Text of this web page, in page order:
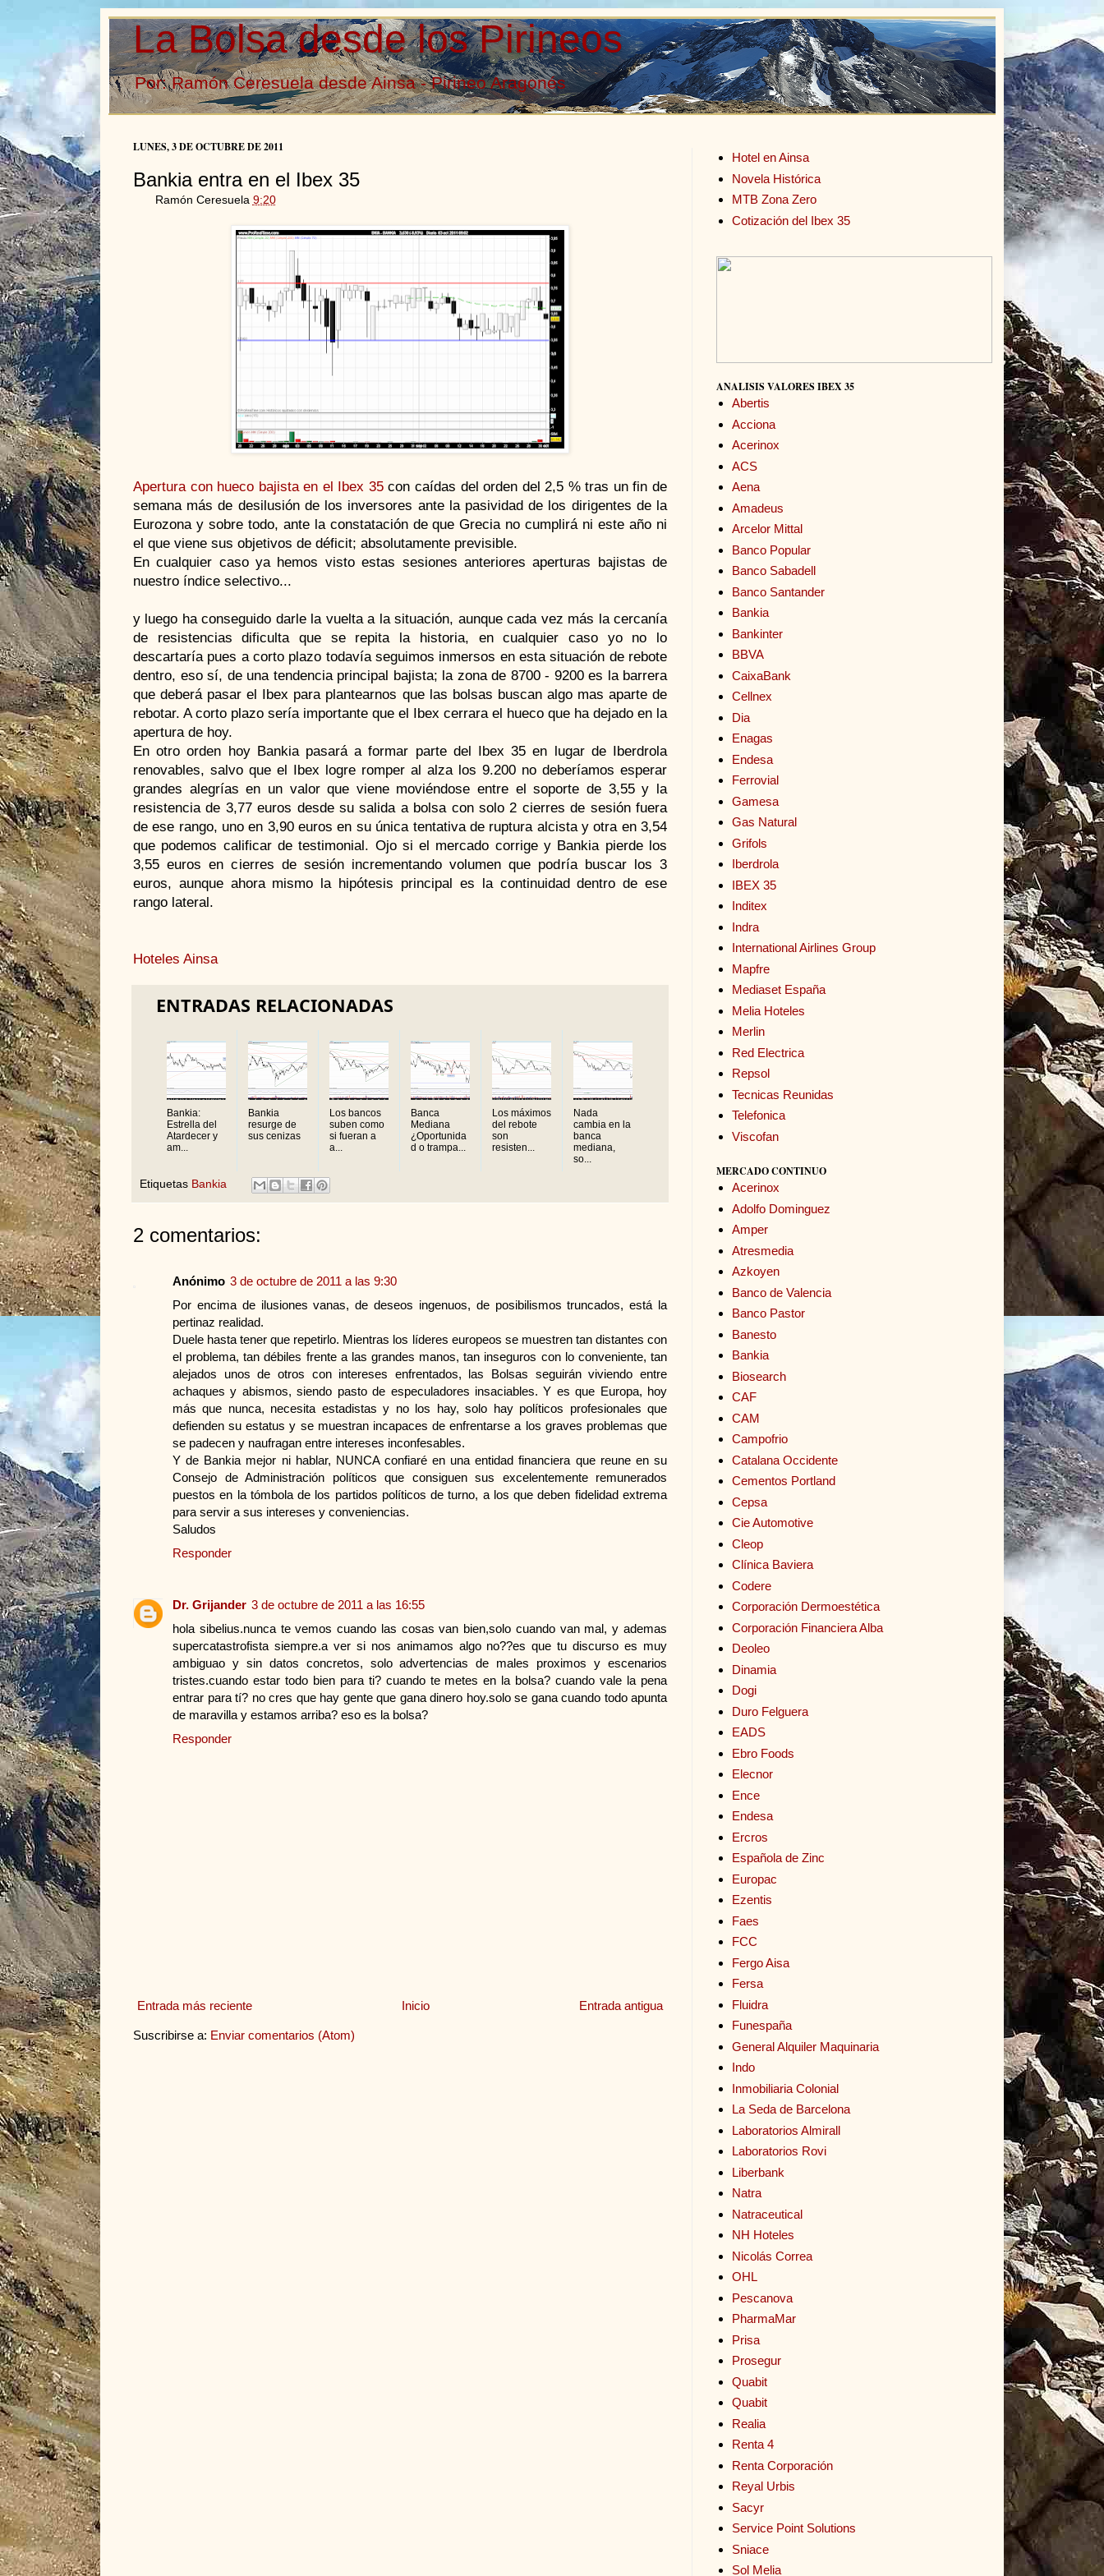
La Bolsa desde los Pirineos
Por: Ramón Ceresuela desde Ainsa - Pirineo Aragonés
LUNES, 3 DE OCTUBRE DE 2011
Bankia entra en el Ibex 35
Ramón Ceresuela 9:20
Apertura con hueco bajista en el Ibex 35con caídas del orden del 2,5 % tras un fin de
semana más de desilusión de los inversores ante la pasividad de los dirigentes de la
Eurozona y sobre todo, ante la constatación de que Grecia no cumplirá ni este año ni
el que viene sus objetivos de déficit; absolutamente previsible.
En cualquier caso ya hemos visto estas sesiones anteriores aperturas bajistas de
nuestro índice selectivo...
y luego ha conseguido darle la vuelta a la situación, aunque cada vez más la cercanía
de resistencias dificulta que se repita la historia, en cualquier caso yo no lo
descartaría pues a corto plazo todavía seguimos inmersos en esta situación de rebote
dentro, eso sí, de una tendencia principal bajista; la zona de 8700 - 9200 es la barrera
que deberá pasar el Ibex para plantearnos que las bolsas buscan algo mas aparte de
rebotar. A corto plazo sería importante que el Ibex cerrara el hueco que ha dejado en la
apertura de hoy.
En otro orden hoy Bankia pasará a formar parte del Ibex 35 en lugar de Iberdrola
renovables, salvo que el Ibex logre romper al alza los 9.200 no deberíamos esperar
grandes alegrías en un valor que viene moviéndose entre el soporte de 3,55 y la
resistencia de 3,77 euros desde su salida a bolsa con solo 2 cierres de sesión fuera
de ese rango, uno en 3,90 euros en su única tentativa de ruptura alcista y otra en 3,54
que podemos calificar de testimonial. Ojo si el mercado corrige y Bankia pierde los
3,55 euros en cierres de sesión incrementando volumen que podría buscar los 3
euros, aunque ahora mismo la hipótesis principal es la continuidad dentro de ese
rango lateral.
Hoteles Ainsa
ENTRADAS RELACIONADAS
Bankia:
Estrella del
Atardecer y
am...
Bankia
resurge de
sus cenizas
Los bancos
suben como
si fueran a
a...
Banca
Mediana
¿Oportunida
d o trampa...
Los máximos
del rebote
son
resisten...
Nada
cambia en la
banca
mediana,
so...
Etiquetas Bankia
2 comentarios:
Anónimo 3 de octubre de 2011 a las 9:30
Por encima de ilusiones vanas, de deseos ingenuos, de posibilismos truncados, está la
pertinaz realidad.
Duele hasta tener que repetirlo. Mientras los líderes europeos se muestren tan distantes con
el problema, tan débiles frente a las grandes manos, tan inseguros con lo conveniente, tan
alejados unos de otros con intereses enfrentados, las Bolsas seguirán viviendo entre
achaques y abismos, siendo pasto de especuladores insaciables. Y es que Europa, hoy
más que nunca, necesita estadistas y no los hay, solo hay políticos profesionales que
defienden su estatus y se muestran incapaces de enfrentarse a los graves problemas que
se padecen y naufragan entre intereses inconfesables.
Y de Bankia mejor ni hablar, NUNCA confiaré en una entidad financiera que reune en su
Consejo de Administración políticos que consiguen sus excelentemente remunerados
puestos en la tómbola de los partidos políticos de turno, a los que deben fidelidad extrema
para servir a sus intereses y conveniencias.
Saludos
Responder
Dr. Grijander 3 de octubre de 2011 a las 16:55
hola sibelius.nunca te vemos cuando las cosas van bien,solo cuando van mal, y ademas
supercatastrofista siempre.a ver si nos animamos algo no??es que tu discurso es muy
ambiguao y sin datos concretos, solo advertencias de males proximos y escenarios
tristes.cuando estar todo bien para ti? cuando te metes en la bolsa? cuando vale la pena
entrar para tí? no cres que hay gente que gana dinero hoy.solo se gana cuando todo apunta
de maravilla y estamos arriba? eso es la bolsa?
Responder
Entrada más reciente Entrada antigua
Inicio
Suscribirse a: Enviar comentarios (Atom)
Hotel en Ainsa
Novela Histórica
MTB Zona Zero
Cotización del Ibex 35
ANALISIS VALORES IBEX 35
Abertis
Acciona
Acerinox
ACS
Aena
Amadeus
Arcelor Mittal
Banco Popular
Banco Sabadell
Banco Santander
Bankia
Bankinter
BBVA
CaixaBank
Cellnex
Dia
Enagas
Endesa
Ferrovial
Gamesa
Gas Natural
Grifols
Iberdrola
IBEX 35
Inditex
Indra
International Airlines Group
Mapfre
Mediaset España
Melia Hoteles
Merlin
Red Electrica
Repsol
Tecnicas Reunidas
Telefonica
Viscofan
MERCADO CONTINUO
Acerinox
Adolfo Dominguez
Amper
Atresmedia
Azkoyen
Banco de Valencia
Banco Pastor
Banesto
Bankia
Biosearch
CAF
CAM
Campofrio
Catalana Occidente
Cementos Portland
Cepsa
Cie Automotive
Cleop
Clínica Baviera
Codere
Corporación Dermoestética
Corporación Financiera Alba
Deoleo
Dinamia
Dogi
Duro Felguera
EADS
Ebro Foods
Elecnor
Ence
Endesa
Ercros
Española de Zinc
Europac
Ezentis
Faes
FCC
Fergo Aisa
Fersa
Fluidra
Funespaña
General Alquiler Maquinaria
Indo
Inmobiliaria Colonial
La Seda de Barcelona
Laboratorios Almirall
Laboratorios Rovi
Liberbank
Natra
Natraceutical
NH Hoteles
Nicolás Correa
OHL
Pescanova
PharmaMar
Prisa
Prosegur
Quabit
Quabit
Realia
Renta 4
Renta Corporación
Reyal Urbis
Sacyr
Service Point Solutions
Sniace
Sol Melia